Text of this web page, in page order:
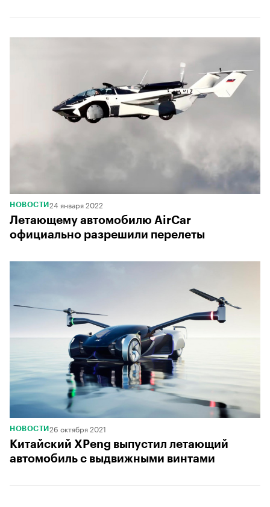
НОВОСТИ 24 января 2022
Летающему автомобилю AirCar
официально разрешили перелеты
НОВОСТИ 26 октября 2021
Китайский XPeng выпустил летающий
автомобиль с выдвижными винтами